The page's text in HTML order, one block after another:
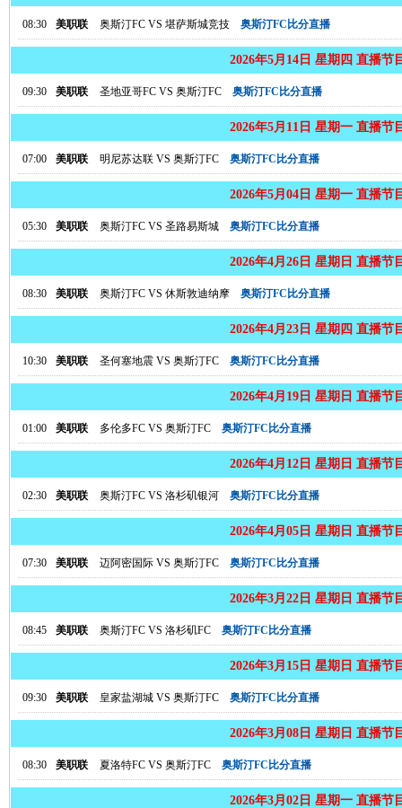
08:30 美职联 奥斯汀FC VS 堪萨斯城竞技 奥斯汀FC比分直播
2026年5月14日 星期四 直播节
09:30 美职联 圣地亚哥FC VS 奥斯汀FC 奥斯汀FC比分直播
2026年5月11日 星期一 直播节
07:00 美职联 明尼苏达联 VS 奥斯汀FC 奥斯汀FC比分直播
2026年5月04日 星期一 直播节
05:30 美职联 奥斯汀FC VS 圣路易斯城 奥斯汀FC比分直播
2026年4月26日 星期日 直播节
08:30 美职联 奥斯汀FC VS 休斯敦迪纳摩 奥斯汀FC比分直播
2026年4月23日 星期四 直播节
10:30 美职联 圣何塞地震 VS 奥斯汀FC 奥斯汀FC比分直播
2026年4月19日 星期日 直播节
01:00 美职联 多伦多FC VS 奥斯汀FC 奥斯汀FC比分直播
2026年4月12日 星期日 直播节
02:30 美职联 奥斯汀FC VS 洛杉矶银河 奥斯汀FC比分直播
2026年4月05日 星期日 直播节
07:30 美职联 迈阿密国际 VS 奥斯汀FC 奥斯汀FC比分直播
2026年3月22日 星期日 直播节
08:45 美职联 奥斯汀FC VS 洛杉矶FC 奥斯汀FC比分直播
2026年3月15日 星期日 直播节
09:30 美职联 皇家盐湖城 VS 奥斯汀FC 奥斯汀FC比分直播
2026年3月08日 星期日 直播节
08:30 美职联 夏洛特FC VS 奥斯汀FC 奥斯汀FC比分直播
2026年3月02日 星期一 直播节